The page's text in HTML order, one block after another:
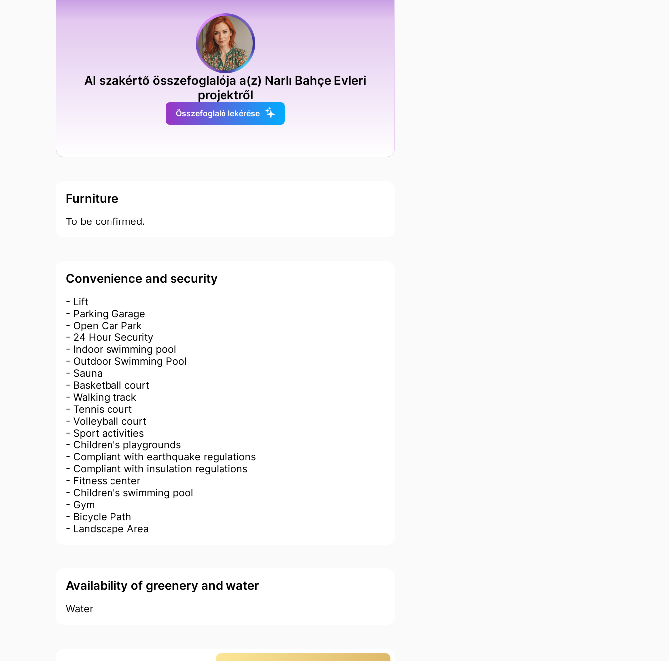
AI szakértő összefoglalója a(z) Narlı Bahçe Evleri
projektről
Összefoglaló lekérése
Furniture
To be confirmed.
Convenience and security
- Lift
- Parking Garage
- Open Car Park
- 24 Hour Security
- Indoor swimming pool
- Outdoor Swimming Pool
- Sauna
- Basketball court
- Walking track
- Tennis court
- Volleyball court
- Sport activities
- Children's playgrounds
- Compliant with earthquake regulations
- Compliant with insulation regulations
- Fitness center
- Children's swimming pool
- Gym
- Bicycle Path
- Landscape Area
Availability of greenery and water
Water